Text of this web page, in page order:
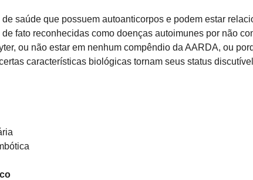
saúde que possuem autoanticorpos e podem estar
de fato reconhecidas como doenças autoimunes por não
ou não estar em nenhum compêndio da AARDA, ou
características biológicas tornam seus status